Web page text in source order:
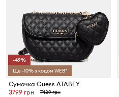
-49%
Ще -10% з кодом WEB*
Сумочка Guess ATABEY
3799 грн
7489 грн